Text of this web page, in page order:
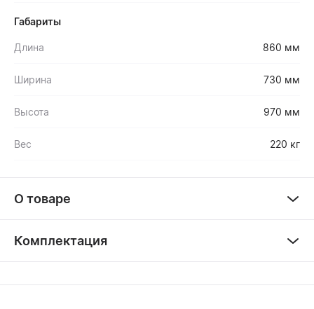
Габариты
Длина 860 мм
Ширина 730 мм
Высота 970 мм
Вес 220 кг
О товаре
Комплектация